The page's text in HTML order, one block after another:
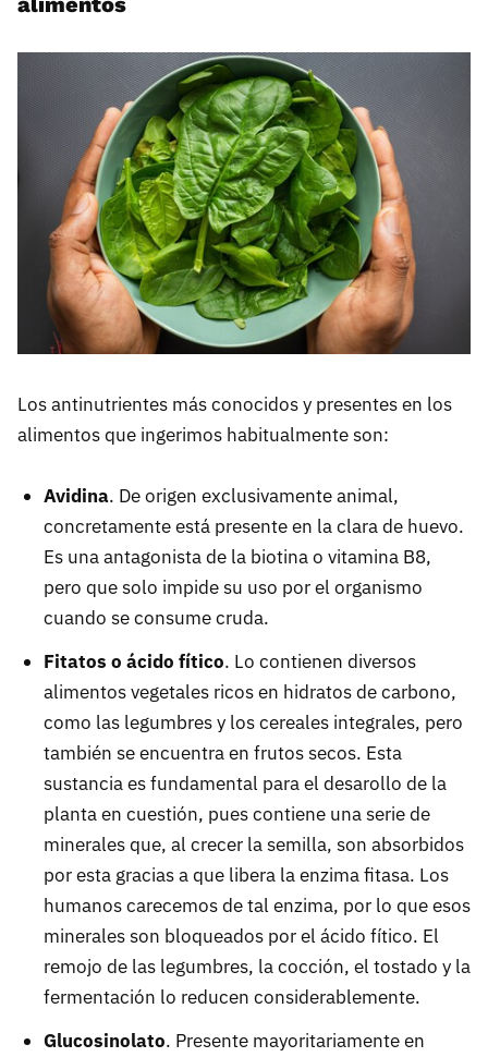
Los antinutrientes más conocidos y presentes en los
alimentos que ingerimos habitualmente son:
Avidina. De origen exclusivamente animal,
concretamente está presente en la clara de huevo.
Es una antagonista de la biotina o vitamina B8,
pero que solo impide su uso por el organismo
cuando se consume cruda.
Fitatos o ácido fítico. Lo contienen diversos
alimentos vegetales ricos en hidratos de carbono,
como las legumbres y los cereales integrales, pero
también se encuentra en frutos secos. Esta
sustancia es fundamental para el desarollo de la
planta en cuestión, pues contiene una serie de
minerales que, al crecer la semilla, son absorbidos
por esta gracias a que libera la enzima fitasa. Los
humanos carecemos de tal enzima, por lo que esos
minerales son bloqueados por el ácido fítico. El
remojo de las legumbres, la cocción, el tostado y la
fermentación lo reducen considerablemente.
Glucosinolato. Presente mayoritariamente en